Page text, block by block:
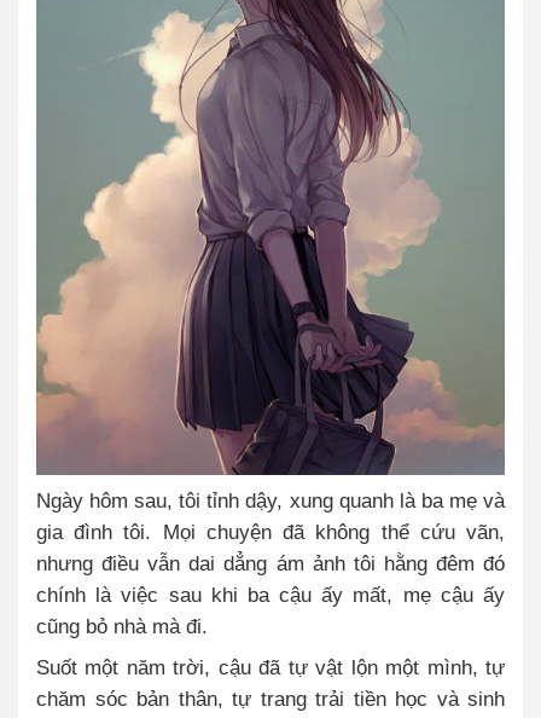
Ngày hôm sau, tôi tỉnh dậy, xung quanh là ba mẹ và
gia đình tôi. Mọi chuyện đã không thể cứu vãn,
nhưng điều vẫn dai dẳng ám ảnh tôi hằng đêm đó
chính là việc sau khi ba cậu ấy mất, mẹ cậu ấy
cũng bỏ nhà mà đi.
Suốt một năm trời, cậu đã tự vật lộn một mình, tự
chăm sóc bản thân, tự trang trải tiền học và sinh